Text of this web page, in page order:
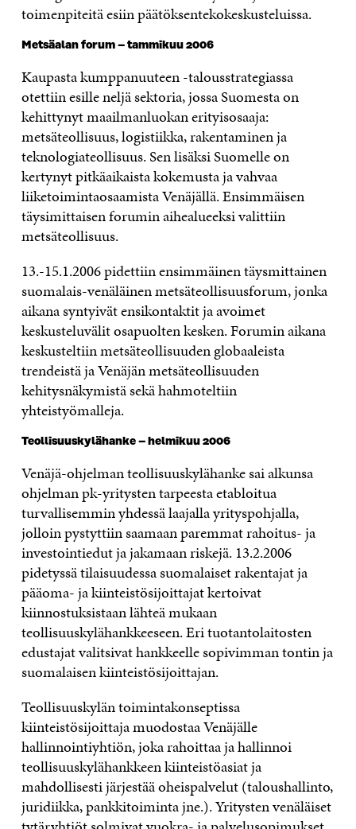
toimenpiteitä esiin päätöksentekokeskusteluissa.
Metsäalan forum – tammikuu 2006
Kaupasta kumppanuuteen -talousstrategiassa
otettiin esille neljä sektoria, jossa Suomesta on
kehittynyt maailmanluokan erityisosaaja:
metsäteollisuus, logistiikka, rakentaminen ja
teknologiateollisuus. Sen lisäksi Suomelle on
kertynyt pitkäaikaista kokemusta ja vahvaa
liiketoimintaosaamista Venäjällä. Ensimmäisen
täysimittaisen forumin aihealueeksi valittiin
metsäteollisuus.
13.-15.1.2006 pidettiin ensimmäinen täysmittainen
suomalais-venäläinen metsäteollisuusforum, jonka
aikana syntyivät ensikontaktit ja avoimet
keskusteluvälit osapuolten kesken. Forumin aikana
keskusteltiin metsäteollisuuden globaaleista
trendeistä ja Venäjän metsäteollisuuden
kehitysnäkymistä sekä hahmoteltiin
yhteistyömalleja.
Teollisuuskylähanke – helmikuu 2006
Venäjä-ohjelman teollisuuskylähanke sai alkunsa
ohjelman pk-yritysten tarpeesta etabloitua
turvallisemmin yhdessä laajalla yrityspohjalla,
jolloin pystyttiin saamaan paremmat rahoitus- ja
investointiedut ja jakamaan riskejä. 13.2.2006
pidetyssä tilaisuudessa suomalaiset rakentajat ja
pääoma- ja kiinteistösijoittajat kertoivat
kiinnostuksistaan lähteä mukaan
teollisuuskylähankkeeseen. Eri tuotantolaitosten
edustajat valitsivat hankkeelle sopivimman tontin ja
suomalaisen kiinteistösijoittajan.
Teollisuuskylän toimintakonseptissa
kiinteistösijoittaja muodostaa Venäjälle
hallinnointiyhtiön, joka rahoittaa ja hallinnoi
teollisuuskylähankkeen kiinteistöasiat ja
mahdollisesti järjestää oheispalvelut (taloushallinto,
juridiikka, pankkitoiminta jne.). Yritysten venäläiset